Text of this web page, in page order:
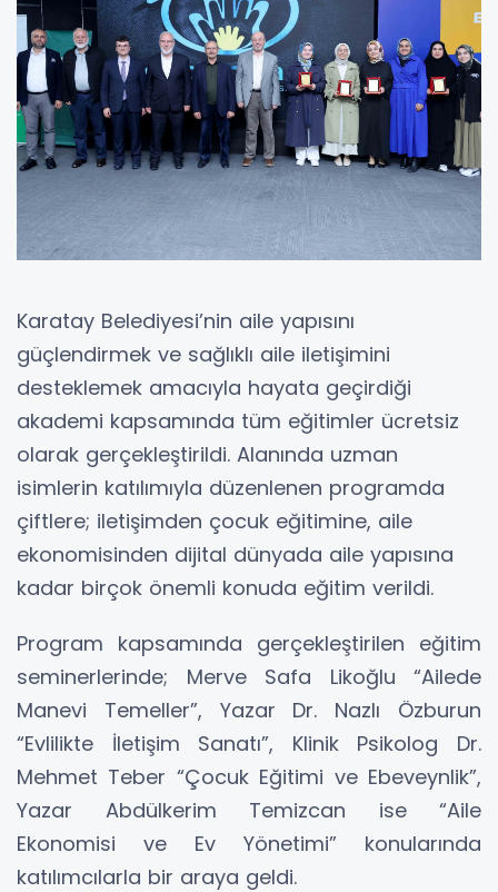
Karatay Belediyesi’nin aile yapısını
güçlendirmek ve sağlıklı aile iletişimini
desteklemek amacıyla hayata geçirdiği
akademi kapsamında tüm eğitimler ücretsiz
olarak gerçekleştirildi. Alanında uzman
isimlerin katılımıyla düzenlenen programda
çiftlere; iletişimden çocuk eğitimine, aile
ekonomisinden dijital dünyada aile yapısına
kadar birçok önemli konuda eğitim verildi.
Program kapsamında gerçekleştirilen eğitim
seminerlerinde; Merve Safa Likoğlu “Ailede
Manevi Temeller”, Yazar Dr. Nazlı Özburun
“Evlilikte İletişim Sanatı”, Klinik Psikolog Dr.
Mehmet Teber “Çocuk Eğitimi ve Ebeveynlik”,
Yazar Abdülkerim Temizcan ise “Aile
Ekonomisi ve Ev Yönetimi” konularında
katılımcılarla bir araya geldi.